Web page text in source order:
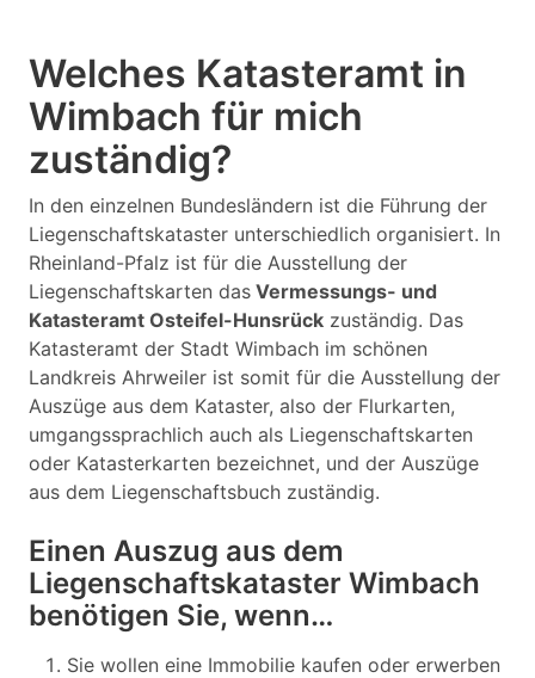
Welches Katasteramt in
Wimbach für mich
zuständig?
In den einzelnen Bundesländern ist die Führung der
Liegenschaftskataster unterschiedlich organisiert. In
Rheinland-Pfalz ist für die Ausstellung der
Liegenschaftskarten das Vermessungs- und
Katasteramt Osteifel-Hunsrück zuständig. Das
Katasteramt der Stadt Wimbach im schönen
Landkreis Ahrweiler ist somit für die Ausstellung der
Auszüge aus dem Kataster, also der Flurkarten,
umgangssprachlich auch als Liegenschaftskarten
oder Katasterkarten bezeichnet, und der Auszüge
aus dem Liegenschaftsbuch zuständig.
Einen Auszug aus dem
Liegenschaftskataster Wimbach
benötigen Sie, wenn…
Sie wollen eine Immobilie kaufen oder erwerben